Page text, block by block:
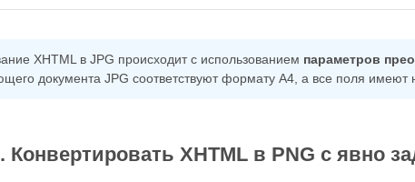
XHTML в JPG происходит с использованием параметров
документа JPG соответствуют формату A4, а все поля имеют
Конвертировать XHTML в PNG с явно